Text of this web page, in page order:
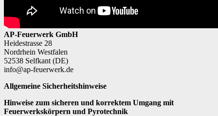
AP-Feuerwerk GmbH
Heidestrasse 28
Nordrhein Westfalen
52538 Selfkant (DE)
info@ap-feuerwerk.de
Allgemeine Sicherheitshinweise
Hinweise zum sicheren und korrektem Umgang mit
Feuerwerkskörpern und Pyrotechnik